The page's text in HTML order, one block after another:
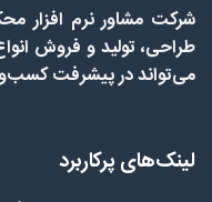
طراحی، تولید و فروش
می‌تواند در پیشرفت
لینک‌های پرکاربرد